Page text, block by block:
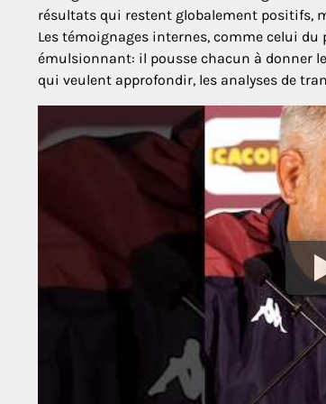
résultats qui restent globalement positifs,
Les témoignages internes, comme celui du
émulsionnant: il pousse chacun à donner
qui veulent approfondir, les analyses de